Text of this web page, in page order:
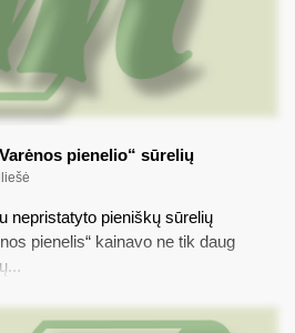
pienelio“ sūrelių
nepristatyto pieniškų sūrelių
pienelis“ kainavo ne tik daug